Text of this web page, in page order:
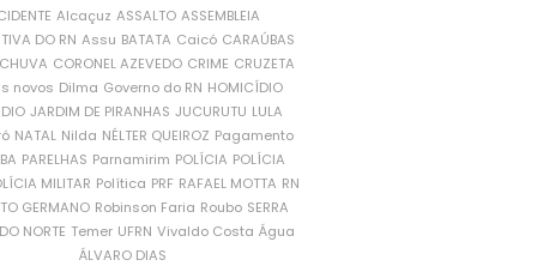
Alcaçuz ASSALTO ASSEMBLEIA
DO RN Assu BATATA Caicó CARAÚBAS
CORONEL AZEVEDO CRIME CRUZETA
novos Dilma Governo do RN HOMICÍDIO
JARDIM DE PIRANHAS JUCURUTU LULA
NATAL Nilda NÉLTER QUEIROZ Pagamento
PARELHAS Parnamirim POLÍCIA POLÍCIA
MILITAR Política PRF RAFAEL MOTTA RN
GERMANO Robinson Faria Roubo SERRA
NORTE Temer UFRN Vivaldo Costa Água
ÁLVARO DIAS